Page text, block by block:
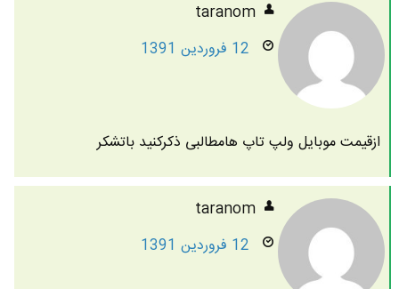
taranom
12 فروردین 1391
ازقیمت موبایل ولپ تاپ هامطالبی ذکرکنید باتشکر
taranom
12 فروردین 1391